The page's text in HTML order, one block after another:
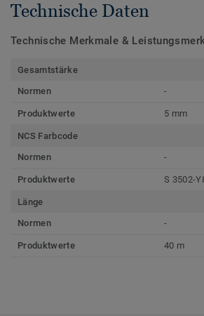
Technische Daten
Technische Merkmale &
Gesamtstärke
Normen
-
Produktwerte 5 mm
NCS Farbcode
Normen
-
Produktwerte S 3502-
Länge
Normen
-
Produktwerte 40 m